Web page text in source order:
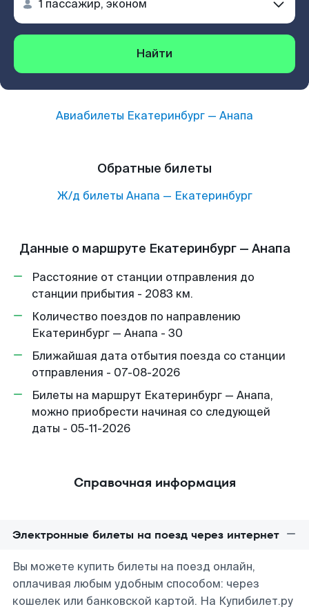
Найти
Авиабилеты Екатеринбург — Анапа
Обратные билеты
Ж/д билеты Анапа — Екатеринбург
Данные о маршруте Екатеринбург — Анапа
Расстояние от станции отправления до
станции прибытия - 2083 км.
Количество поездов по направлению
Екатеринбург — Анапа - 30
Ближайшая дата отбытия поезда со станции
отправления - 07-08-2026
Билеты на маршрут Екатеринбург — Анапа,
можно приобрести начиная со следующей
даты - 05-11-2026
Справочная информация
Электронные билеты на поезд через интернет
Вы можете купить билеты на поезд онлайн,
оплачивая любым удобным способом: через
кошелек или банковской картой. На Купибилет.ру